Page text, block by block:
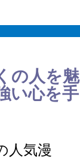
の人を
い心を
人気漫